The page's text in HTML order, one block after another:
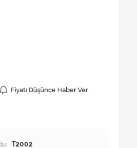
Fiyatı Düşünce Haber Ver
T2002